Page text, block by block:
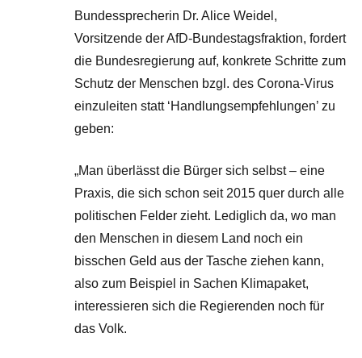
Bundessprecherin Dr. Alice Weidel,
Vorsitzende der AfD-Bundestagsfraktion, fordert
die Bundesregierung auf, konkrete Schritte zum
Schutz der Menschen bzgl. des Corona-Virus
einzuleiten statt ‘Handlungsempfehlungen’ zu
geben:
„Man überlässt die Bürger sich selbst – eine
Praxis, die sich schon seit 2015 quer durch alle
politischen Felder zieht. Lediglich da, wo man
den Menschen in diesem Land noch ein
bisschen Geld aus der Tasche ziehen kann,
also zum Beispiel in Sachen Klimapaket,
interessieren sich die Regierenden noch für
das Volk.